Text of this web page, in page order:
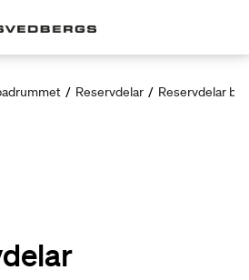
/ Reservdelar / Reservdelar